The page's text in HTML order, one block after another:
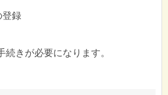
登録
続きが必要になります。